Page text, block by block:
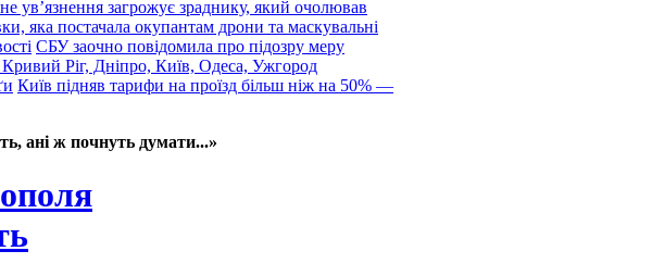
ув’язнення загрожує зраднику, який очолював
яка постачала окупантам дрони та маскувальні
СБУ заочно повідомила про підозру меру
Ріг, Дніпро, Київ, Одеса, Ужгород
Київ підняв тарифи на проїзд більш ніж на 50% —
ані ж почнуть думати...»